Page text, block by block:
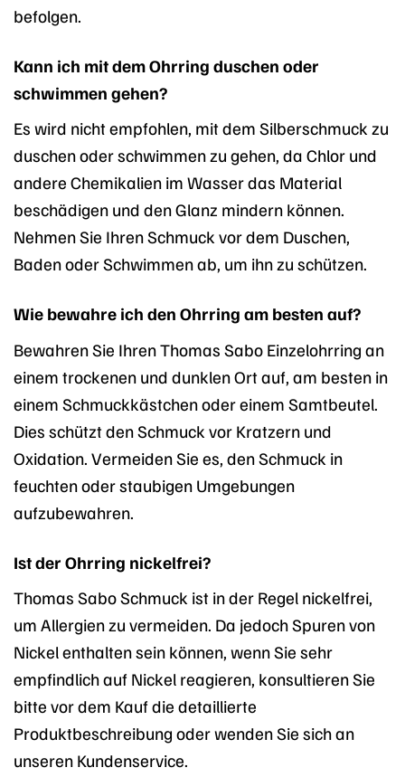
befolgen.
Kann ich mit dem Ohrring duschen oder
schwimmen gehen?
Es wird nicht empfohlen, mit dem Silberschmuck zu
duschen oder schwimmen zu gehen, da Chlor und
andere Chemikalien im Wasser das Material
beschädigen und den Glanz mindern können.
Nehmen Sie Ihren Schmuck vor dem Duschen,
Baden oder Schwimmen ab, um ihn zu schützen.
Wie bewahre ich den Ohrring am besten auf?
Bewahren Sie Ihren Thomas Sabo Einzelohrring an
einem trockenen und dunklen Ort auf, am besten in
einem Schmuckkästchen oder einem Samtbeutel.
Dies schützt den Schmuck vor Kratzern und
Oxidation. Vermeiden Sie es, den Schmuck in
feuchten oder staubigen Umgebungen
aufzubewahren.
Ist der Ohrring nickelfrei?
Thomas Sabo Schmuck ist in der Regel nickelfrei,
um Allergien zu vermeiden. Da jedoch Spuren von
Nickel enthalten sein können, wenn Sie sehr
empfindlich auf Nickel reagieren, konsultieren Sie
bitte vor dem Kauf die detaillierte
Produktbeschreibung oder wenden Sie sich an
unseren Kundenservice.